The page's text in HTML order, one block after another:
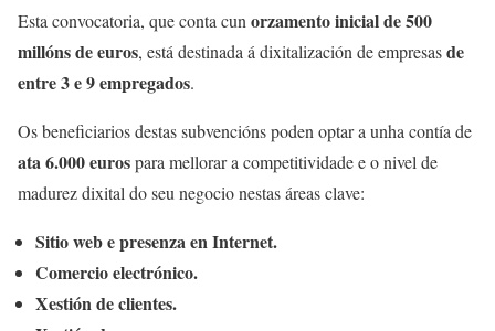
Esta convocatoria, que conta cun orzamento inicial de 500
millóns de euros, está destinada á dixitalización de empresasde
entre 3 e 9 empregados.
Os beneficiarios destas subvencións poden optar a unha contía de
ata 6.000 eurospara mellorar a competitividade e o nivel de
madurez dixital do seu negocio nestas áreas clave:
Sitio web e presenza en Internet.
Comercio electrónico.
Xestión de clientes.